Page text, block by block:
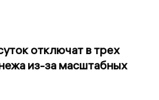
отключат в трех
из-за масштабных